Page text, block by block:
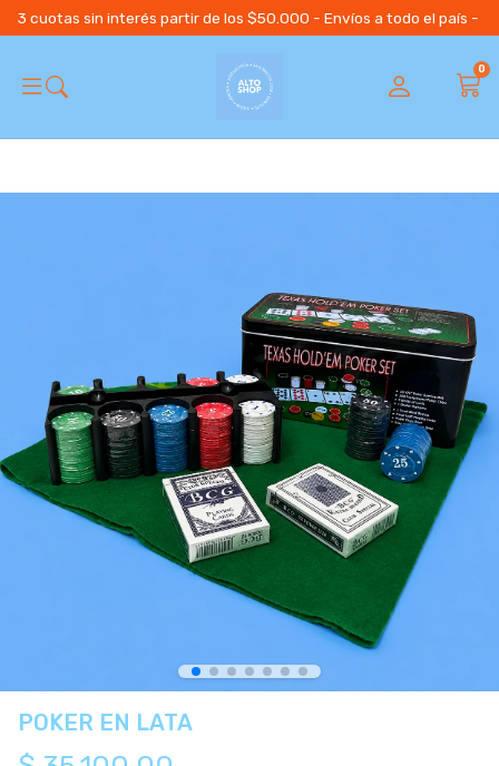
3 cuotas sin interés partir de los $50.000 - Envíos a todo el país -
0
POKER EN LATA